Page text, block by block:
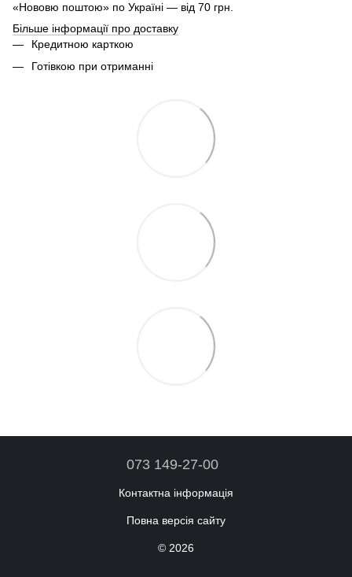
«Нововю поштою» по Україні — від 70 грн.
Більше інформації про доставку
Кредитною карткою
Готівкою при отриманні
073 149-27-00
Контактна інформація
Повна версія сайту
© 2026